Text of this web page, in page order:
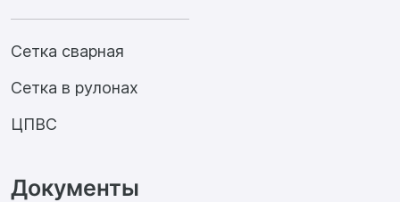
Сетка сварная
Сетка в рулонах
ЦПВС
Документы